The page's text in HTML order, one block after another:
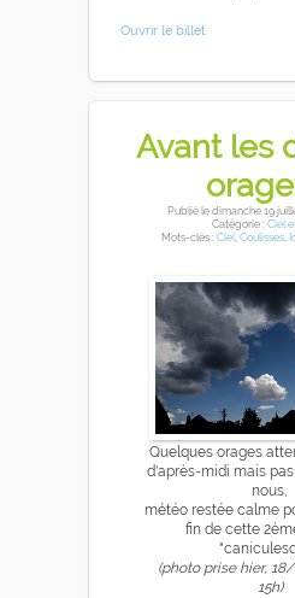
Ouvrir le billet
Avant les
Publiéle dimanche 19
Catégorie : Ciel
Mots-clés : Ciel, Coulisses,
Quelques orages
d'après-midi mais
nous,
météo restée calme
fin de cette
(photo prise hier,
15h)